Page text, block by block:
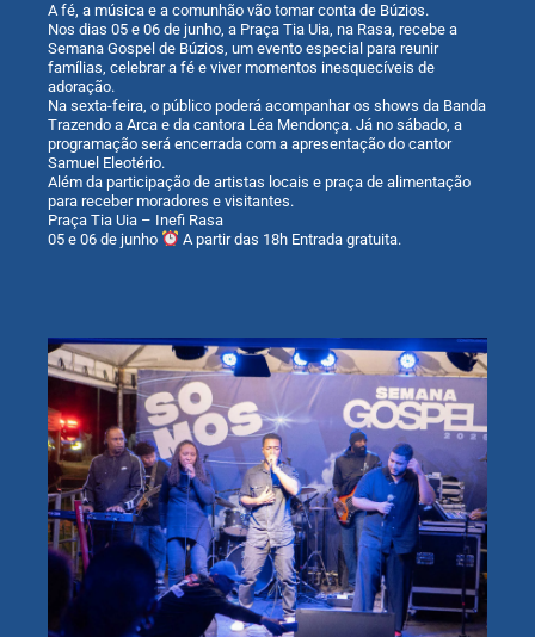
A fé, a música e a comunhão vão tomar conta de Búzios.
Nos dias 05 e 06 de junho, a Praça Tia Uia, na Rasa, recebe a
Semana Gospel de Búzios, um evento especial para reunir
famílias, celebrar a fé e viver momentos inesquecíveis de
adoração.
Na sexta-feira, o público poderá acompanhar os shows da Banda
Trazendo a Arca e da cantora Léa Mendonça. Já no sábado, a
programação será encerrada com a apresentação do cantor
Samuel Eleotério.
Além da participação de artistas locais e praça de alimentação
para receber moradores e visitantes.
Praça Tia Uia – Inefi Rasa
05 e 06 de junho
A partir das 18h Entrada gratuita.